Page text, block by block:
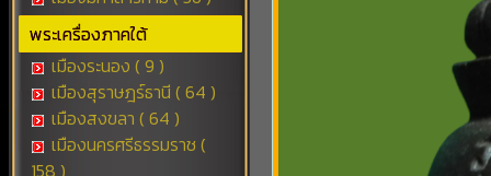
พระเครื่องภาคใต้
เมืองระนอง ( 9 )
เมืองสุราษฎร์ธานี ( 64 )
เมืองสงขลา ( 64 )
เมืองนครศรีธรรมราช (
158 )